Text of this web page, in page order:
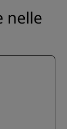
nelle